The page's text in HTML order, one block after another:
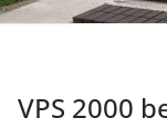
VPS 2000